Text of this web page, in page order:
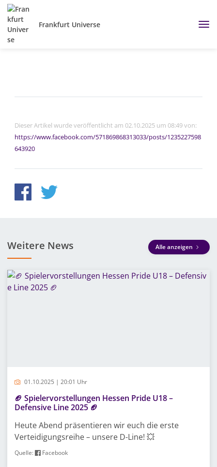
Frankfurt Universe
Dieser Artikel wurde veröffentlicht am 02.10.2025 um 08:49 von:
https://www.facebook.com/571869868313033/posts/1235227598
643920
Weitere News Alle anzeigen
01.10.2025 | 20:01 Uhr
🏈 Spielervorstellungen Hessen Pride U18 –
Defensive Line 2025 🏈
Heute Abend präsentieren wir euch die erste
Verteidigungsreihe – unsere D-Line! 💥
Quelle: Facebook